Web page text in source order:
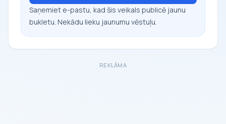
Saņemiet e-pastu, kad šis veikals publicē jaunu
bukletu. Nekādu lieku jaunumu vēstuļu.
REKLĀMA